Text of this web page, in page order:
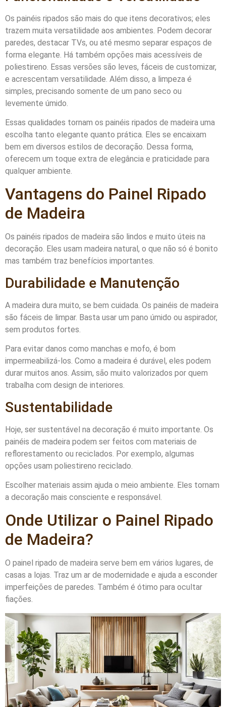
Os painéis ripados são mais do que itens decorativos; eles
trazem muita versatilidade aos ambientes. Podem decorar
paredes, destacar TVs, ou até mesmo separar espaços de
forma elegante. Há também opções mais acessíveis de
poliestireno. Essas versões são leves, fáceis de customizar,
e acrescentam versatilidade. Além disso, a limpeza é
simples, precisando somente de um pano seco ou
levemente úmido.
Essas qualidades tornam os painéis ripados de madeira uma
escolha tanto elegante quanto prática. Eles se encaixam
bem em diversos estilos de decoração. Dessa forma,
oferecem um toque extra de elegância e praticidade para
qualquer ambiente.
Vantagens do Painel Ripado
de Madeira
Os painéis ripados de madeira são lindos e muito úteis na
decoração. Eles usam madeira natural, o que não só é bonito
mas também traz benefícios importantes.
Durabilidade e Manutenção
A madeira dura muito, se bem cuidada. Os painéis de madeira
são fáceis de limpar. Basta usar um pano úmido ou aspirador,
sem produtos fortes.
Para evitar danos como manchas e mofo, é bom
impermeabilizá-los. Como a madeira é durável, eles podem
durar muitos anos. Assim, são muito valorizados por quem
trabalha com design de interiores.
Sustentabilidade
Hoje, ser sustentável na decoração é muito importante. Os
painéis de madeira podem ser feitos com materiais de
reflorestamento ou reciclados. Por exemplo, algumas
opções usam poliestireno reciclado.
Escolher materiais assim ajuda o meio ambiente. Eles tornam
a decoração mais consciente e responsável.
Onde Utilizar o Painel Ripado
de Madeira?
O painel ripado de madeira serve bem em vários lugares, de
casas a lojas. Traz um ar de modernidade e ajuda a esconder
imperfeições de paredes. Também é ótimo para ocultar
fiações.